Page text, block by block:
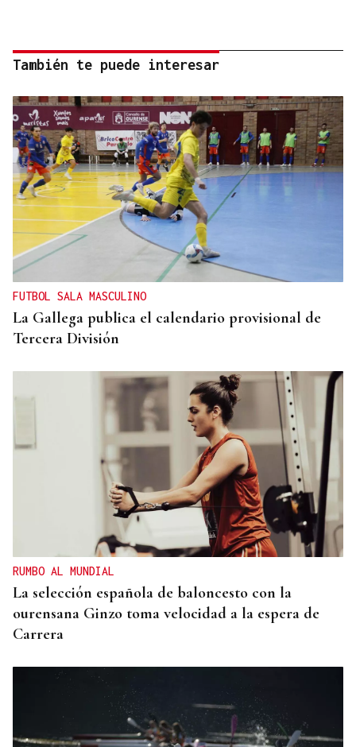
También te puede interesar
FUTBOL SALA MASCULINO
La Gallega publica el calendario provisional de
Tercera División
RUMBO AL MUNDIAL
La selección española de baloncesto con la
ourensana Ginzo toma velocidad a la espera de
Carrera